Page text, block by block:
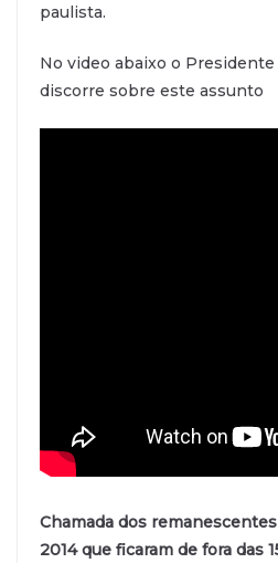
paulista.
No video abaixo o Presidente
discorre sobre este assunto
Chamada dos
2014 que ficaram de fora das